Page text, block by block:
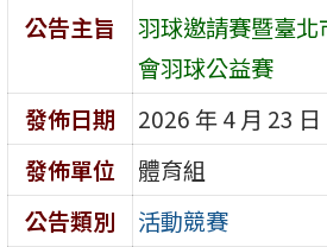
公告主旨
羽球邀請賽暨臺
會羽球公益賽
發佈日期
2026 年 4 月 23 日
發佈單位
體育組
公告類別
活動競賽